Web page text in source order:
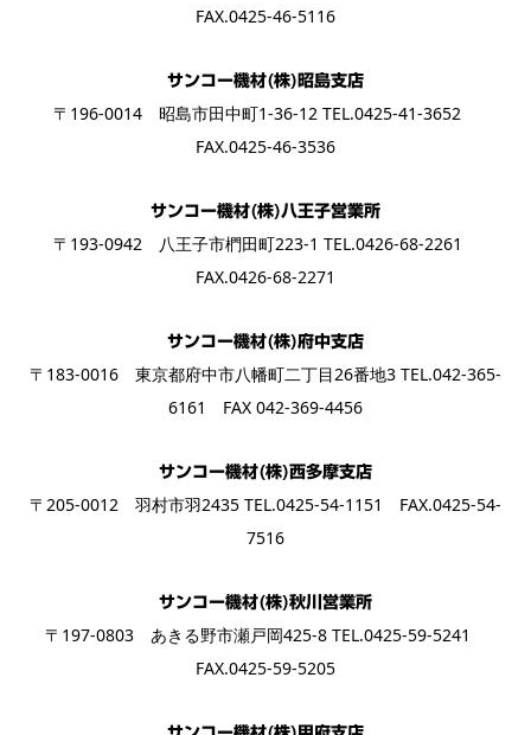
FAX.0425-46-5116
サンコー機材(株)昭島支店
〒196-0014 昭島市田中町1-36-12 TEL.0425-41-3652
FAX.0425-46-3536
サンコー機材(株)八王子営業所
〒193-0942 八王子市椚田町223-1 TEL.0426-68-2261
FAX.0426-68-2271
サンコー機材(株)府中支店
〒183-0016 東京都府中市八幡町二丁目26番地3 TEL.042-365-
6161 FAX 042-369-4456
サンコー機材(株)西多摩支店
〒205-0012 羽村市羽2435 TEL.0425-54-1151 FAX.0425-54-
7516
サンコー機材(株)秋川営業所
〒197-0803 あきる野市瀬戸岡425-8 TEL.0425-59-5241
FAX.0425-59-5205